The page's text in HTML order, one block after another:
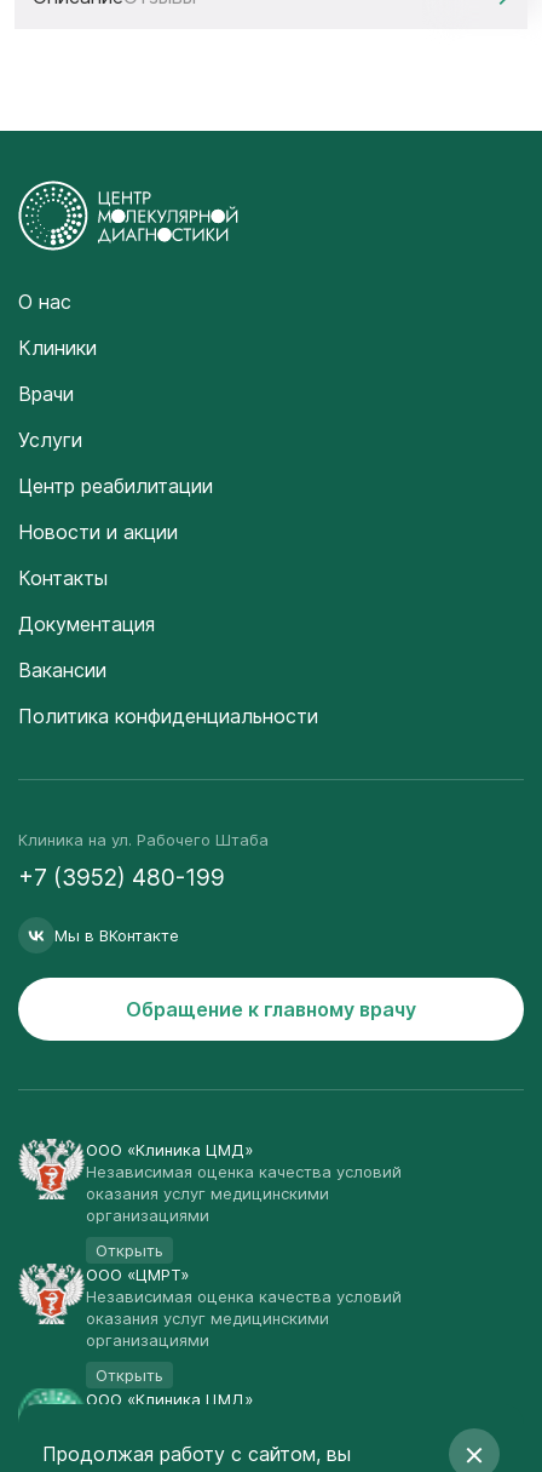
О нас
Клиники
Врачи
Услуги
Центр реабилитации
Новости и акции
Контакты
Документация
Вакансии
Политика конфиденциальности
Клиника на ул. Рабочего Штаба
+7 (3952) 480-199
Мы в ВКонтакте
Обращение к главному врачу
ООО «Клиника ЦМД»
Независимая оценка качества условий
оказания услуг медицинскими
организациями
Открыть
ООО «ЦМРТ»
Независимая оценка качества условий
оказания услуг медицинскими
организациями
Открыть
ООО «Клиника ЦМД»
Открыть
Продолжая работу с сайтом, вы